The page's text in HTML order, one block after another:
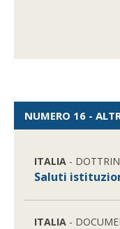
NUMERO 16 -
ITALIA -
Saluti
ITALIA -